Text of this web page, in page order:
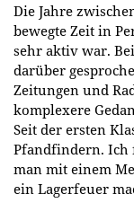
Die Jahre
bewegte Zeit in
sehr aktiv war.
darüber
Zeitungen und
komplexere
Seit der ersten
Pfandfindern. Ich
man mit einem
ein Lagerfeuer